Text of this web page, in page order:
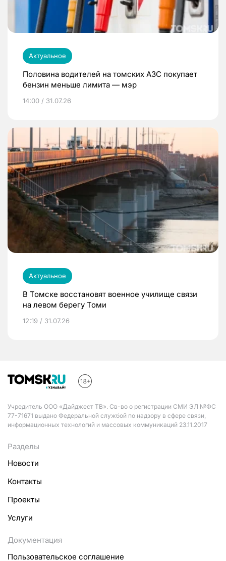
Актуальное
Половина водителей на томских АЗС покупает
бензин меньше лимита — мэр
14:00 / 31.07.26
Актуальное
В Томске восстановят военное училище связи
на левом берегу Томи
12:19 / 31.07.26
Учредитель ООО «Дайджест ТВ». Св-во о регистрации СМИ ЭЛ №ФС
77-71671 выдано Федеральной службой по надзору в сфере связи,
информационных технологий и массовых коммуникаций 23.11.2017
Разделы
Новости
Контакты
Проекты
Услуги
Документация
Пользовательское соглашение